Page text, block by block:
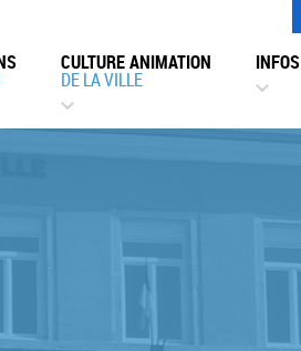
CULTURE ANIMATION
DE LA VILLE
INFOS